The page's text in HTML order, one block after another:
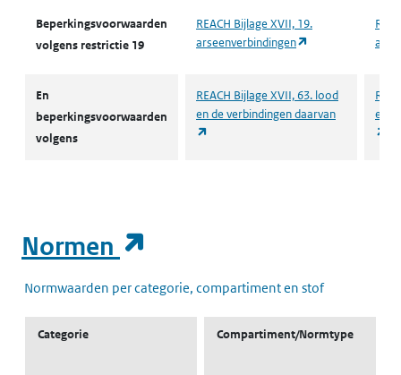
Beperkingsvoorwaarden
volgens restrictie 19
REACH Bijlage XVII, 19.
arseenverbindingen
(opent in een
En
beperkingsvoorwaarden
volgens
REACH Bijlage XVII, 63. lood
en de verbindingen daarvan
en
Normen
Normwaarden per categorie, compartiment en stof
Categorie Compartiment/Normtype